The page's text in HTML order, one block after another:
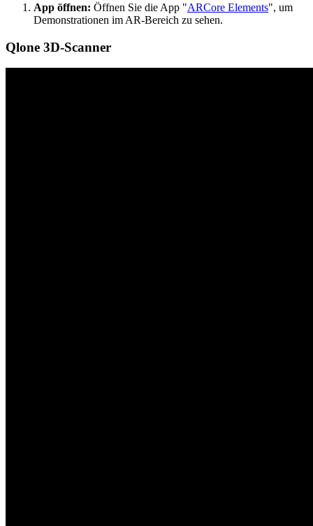
App öffnen: Öffnen Sie die App "ARCore Elements", um
Demonstrationen im AR-Bereich zu sehen.
Qlone 3D-Scanner